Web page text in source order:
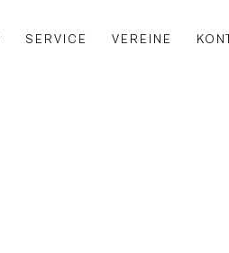
SERVICE VEREINE